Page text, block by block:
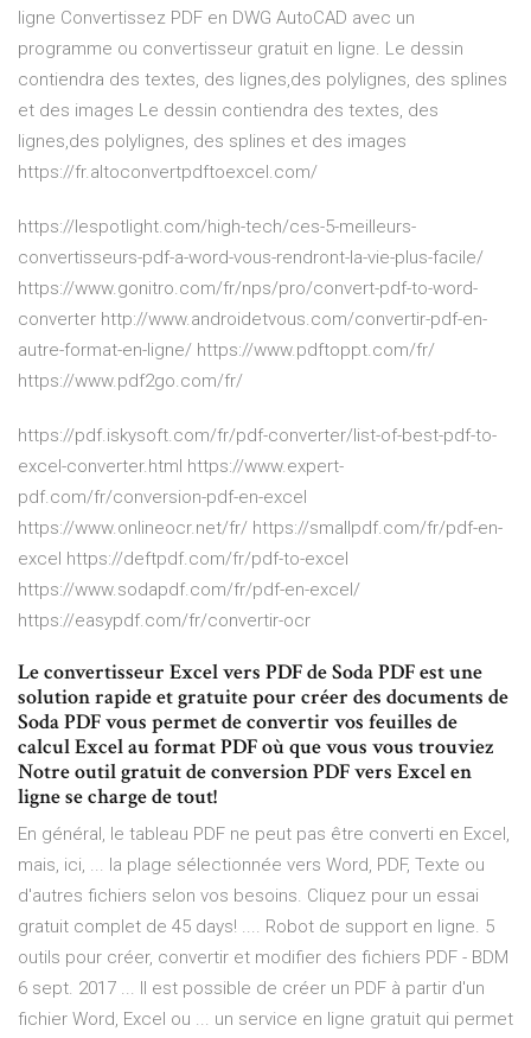
ligne Convertissez PDF en DWG AutoCAD avec un
programme ou convertisseur gratuit en ligne. Le dessin
contiendra des textes, des lignes,des polylignes, des splines
et des images Le dessin contiendra des textes, des
lignes,des polylignes, des splines et des images
https://fr.altoconvertpdftoexcel.com/
https://lespotlight.com/high-tech/ces-5-meilleurs-
convertisseurs-pdf-a-word-vous-rendront-la-vie-plus-facile/
https://www.gonitro.com/fr/nps/pro/convert-pdf-to-word-
converter http://www.androidetvous.com/convertir-pdf-en-
autre-format-en-ligne/ https://www.pdftoppt.com/fr/
https://www.pdf2go.com/fr/
https://pdf.iskysoft.com/fr/pdf-converter/list-of-best-pdf-to-
excel-converter.html https://www.expert-
pdf.com/fr/conversion-pdf-en-excel
https://www.onlineocr.net/fr/ https://smallpdf.com/fr/pdf-en-
excel https://deftpdf.com/fr/pdf-to-excel
https://www.sodapdf.com/fr/pdf-en-excel/
https://easypdf.com/fr/convertir-ocr
Le convertisseur Excel vers PDF de Soda PDF est une
solution rapide et gratuite pour créer des documents de
Soda PDF vous permet de convertir vos feuilles de
calcul Excel au format PDF où que vous vous trouviez
Notre outil gratuit de conversion PDF vers Excel en
ligne se charge de tout!
En général, le tableau PDF ne peut pas être converti en Excel,
mais, ici, ... la plage sélectionnée vers Word, PDF, Texte ou
d'autres fichiers selon vos besoins. Cliquez pour un essai
gratuit complet de 45 days! .... Robot de support en ligne. 5
outils pour créer, convertir et modifier des fichiers PDF - BDM
6 sept. 2017 ... Il est possible de créer un PDF à partir d'un
fichier Word, Excel ou ... un service en ligne gratuit qui permet